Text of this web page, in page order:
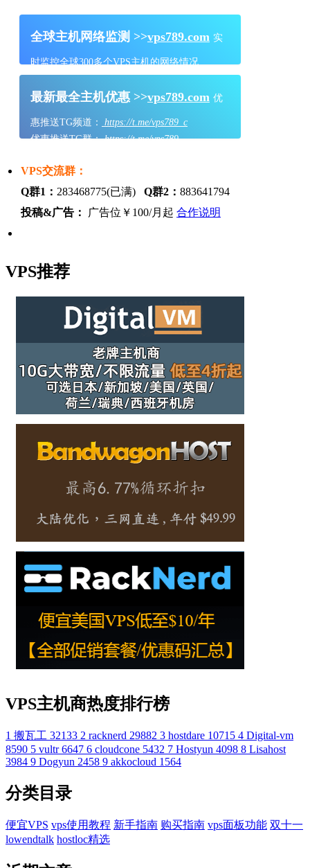
全球主机网络监测 >>vps789.com 实
时监控全球300多个VPS主机的网络情况
最新最全主机优惠 >>vps789.com 优
惠推送TG频道：
https://t.me/vps789_c
优惠推送TG群：https://t.me/vps789
VPS交流群：
Q群1： 283468775(已满) Q群2： 883641794
投稿&广告：
广告位￥100/月起 合作说明
VPS推荐
VPS主机商热度排行榜
1 搬瓦工 32133 2 racknerd 29882 3 hostdare 10715 4 Digital-vm
8590 5 vultr 6647 6 cloudcone 5432 7 Hostyun 4098 8 Lisahost
3984 9 Dogyun 2458 9 akkocloud 1564
分类目录
便宜VPS vps使用教程 新手指南 购买指南 vps面板功能 双十一
lowendtalk hostloc精选